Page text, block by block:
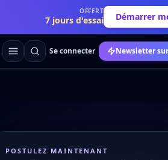
OFFERT
7 jours d'essai Démarrer
Se connecter Newsletter
POSTULEZ MAINTENANT